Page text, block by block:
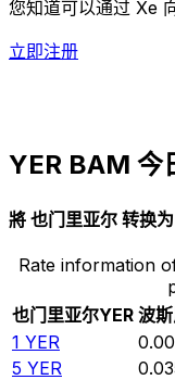
您知道可以通过 Xe
立即注册
YER BAM 今
將 也门里亚尔 转换
Rate information
也门里亚尔YER 波
1 YER
5 YER